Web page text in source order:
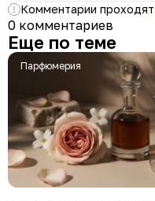
Комментарии проходят
0 комментариев
Еще по теме
Парфюмерия